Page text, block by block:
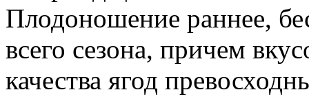
Плодоношение раннее,
всего сезона, причем
качества ягод